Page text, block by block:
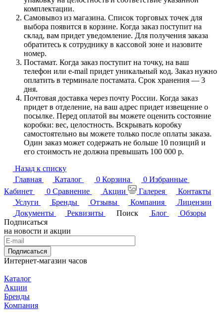
комплектации.
Самовывоз из магазина. Список торговых точек для
выбора появится в корзине. Когда заказ поступит на
склад, вам придет уведомление. Для получения заказа
обратитесь к сотруднику в кассовой зоне и назовите
номер.
Постамат. Когда заказ поступит на точку, на ваш
телефон или e-mail придет уникальный код. Заказ нужно
оплатить в терминале постамата. Срок хранения — 3
дня.
Почтовая доставка через почту России. Когда заказ
придет в отделение, на ваш адрес придет извещение о
посылке. Перед оплатой вы можете оценить состояние
коробки: вес, целостность. Вскрывать коробку
самостоятельно вы можете только после оплаты заказа.
Один заказ может содержать не больше 10 позиций и
его стоимость не должна превышать 100 000 р.
Назад к списку
Главная
Каталог 0 Корзина 0 Избранные
Кабинет
0 Сравнение Акции Галерея
Контакты
Услуги
Бренды Отзывы Компания
Лицензии
Документы
Реквизиты Поиск Блог
Обзоры
Подписаться
на новости и акции
Подписаться
Интернет-магазин часов
Каталог
Акции
Бренды
Компания